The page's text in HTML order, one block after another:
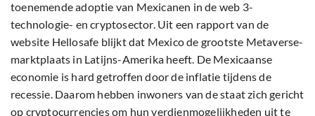
toenemende adoptie van Mexicanen in de web 3-
technologie- en cryptosector. Uit een rapport van de
website Hellosafe blijkt dat Mexico de grootste Metaverse-
marktplaats in Latijns-Amerika heeft. De Mexicaanse
economie is hard getroffen door de inflatie tijdens de
recessie. Daarom hebben inwoners van de staat zich gericht
op cryptocurrencies om hun verdienmogelijkheden uit te